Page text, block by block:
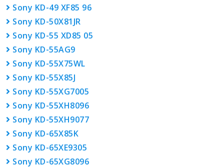
Sony KD-49 XF85 96
Sony KD-50X81JR
Sony KD-55 XD85 05
Sony KD-55AG9
Sony KD-55X75WL
Sony KD-55X85J
Sony KD-55XG7005
Sony KD-55XH8096
Sony KD-55XH9077
Sony KD-65X85K
Sony KD-65XE9305
Sony KD-65XG8096